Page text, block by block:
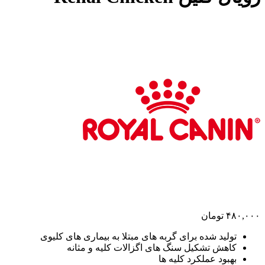
۴۸۰,۰۰۰ تومان
تولید شده برای گربه های مبتلا به بیماری های کلیوی
کاهش تشکیل سنگ های اگزالات کلیه و مثانه
بهبود عملکرد کلیه ها